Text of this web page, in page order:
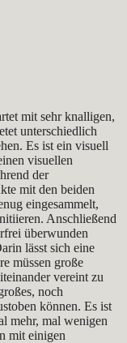
mit sehr knalligen,
unterschiedlich
Es ist ein visuell
visuellen
der
mit den beiden
eingesammelt,
Anschließend
überwunden
lässt sich eine
müssen große
vereint zu
noch
können. Es ist
mehr, mal wenigen
mit einigen